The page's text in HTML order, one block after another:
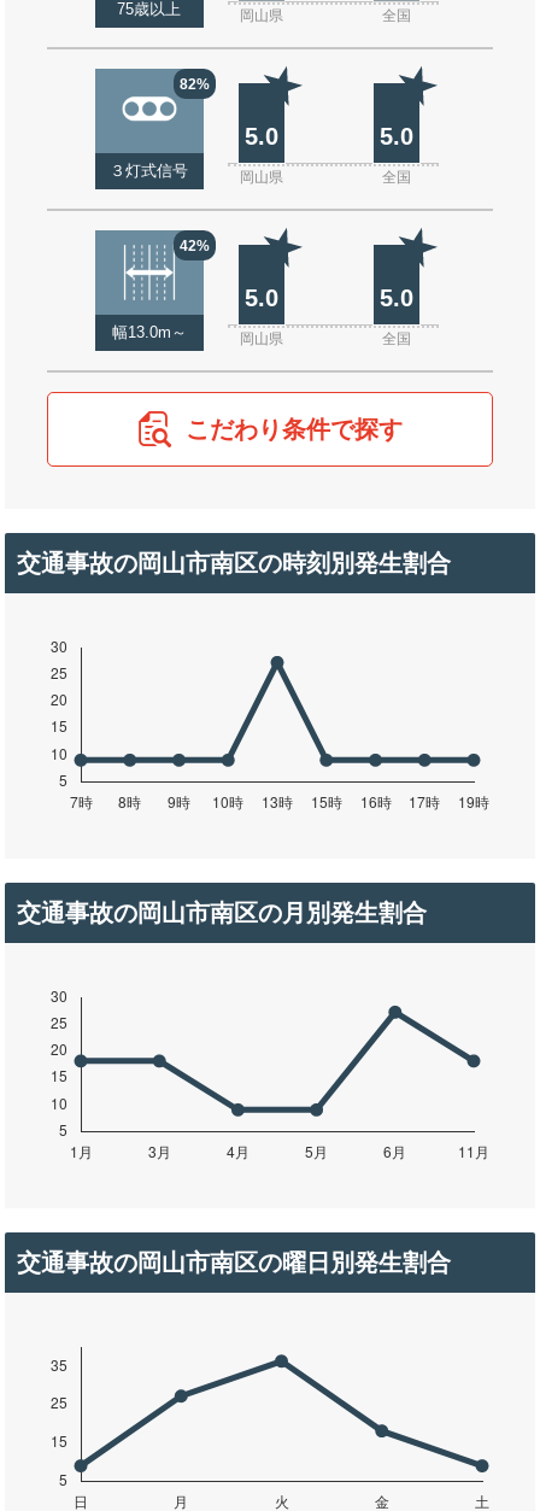
75歳以上 岡山県 全国
82%
３灯式信号
5.0 5.0
岡山県 全国
42%
幅13.0m～
5.0 5.0
岡山県 全国
こだわり条件で探す
交通事故の岡山市南区の時刻別発生割合
交通事故の岡山市南区の月別発生割合
交通事故の岡山市南区の曜日別発生割合